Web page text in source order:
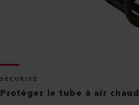
SÉCURISÉ
Protéger le tube à air chaud